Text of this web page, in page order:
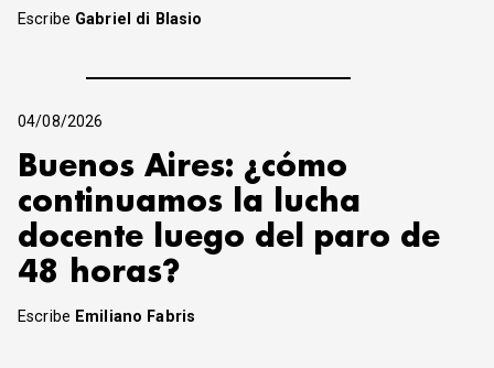
Escribe Gabriel di Blasio
04/08/2026
Buenos Aires: ¿cómo
continuamos la lucha
docente luego del paro de
48 horas?
Escribe Emiliano Fabris